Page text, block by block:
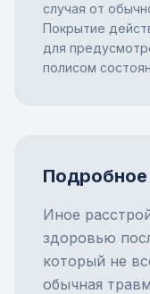
случая от
Покрытие
для
полисом
Иное
здоровью
который не
обычная